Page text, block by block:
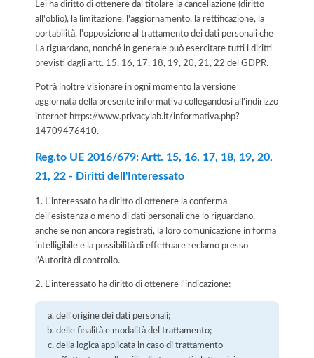
Lei ha diritto di ottenere dal titolare la cancellazione (diritto
all'oblio), la limitazione, l'aggiornamento, la rettificazione, la
portabilità, l'opposizione al trattamento dei dati personali che
La riguardano, nonché in generale può esercitare tutti i diritti
previsti dagli artt. 15, 16, 17, 18, 19, 20, 21, 22 del GDPR.
Potrà inoltre visionare in ogni momento la versione
aggiornata della presente informativa collegandosi all'indirizzo
internet https://www.privacylab.it/informativa.php?
14709476410.
Reg.to UE 2016/679: Artt. 15, 16, 17, 18, 19, 20,
21, 22 - Diritti dell'Interessato
1. L'interessato ha diritto di ottenere la conferma
dell'esistenza o meno di dati personali che lo riguardano,
anche se non ancora registrati, la loro comunicazione in forma
intelligibile e la possibilità di effettuare reclamo presso
l’Autorità di controllo.
2. L'interessato ha diritto di ottenere l'indicazione:
dell'origine dei dati personali;
delle finalità e modalità del trattamento;
della logica applicata in caso di trattamento